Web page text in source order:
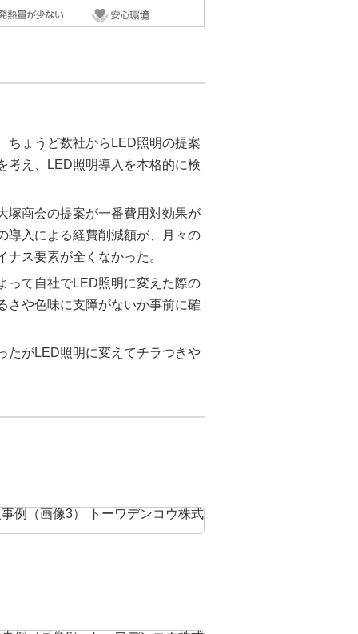
ちょうど数社からLED照明の提案
考え、LED照明導入を本格的に検
塚商会の提案が一番費用対効果が
導入による経費削減額が、月々の
ス要素が全くなかった。
って自社でLED照明に変えた際の
さや色味に支障がないか事前に確
たがLED照明に変えてチラつきや